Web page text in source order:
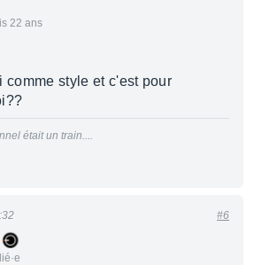
22 ans
comme style et c'est pour
était un train....
#6